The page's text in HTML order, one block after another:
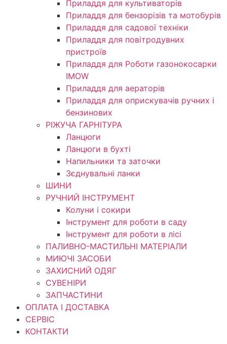
Приладдя для культиваторів
Приладдя для бензорізів та мотобурів
Приладдя для садової техніки
Приладдя для повітродувних
пристроїв
Приладдя для Роботи газонокосарки
IMOW
Приладдя для аераторів
Приладдя для оприскувачів ручних і
бензинових
РІЖУЧА ГАРНІТУРА
Ланцюги
Ланцюги в бухті
Напильники та заточки
Зєднувальні ланки
ШИНИ
РУЧНИЙ ІНСТРУМЕНТ
Колуни і сокири
Інструмент для роботи в саду
Інструмент для роботи в лісі
ПАЛИВНО-МАСТИЛЬНІ МАТЕРІАЛИ
МИЮЧІ ЗАСОБИ
ЗАХИСНИЙ ОДЯГ
СУВЕНІРИ
ЗАПЧАСТИНИ
ОПЛАТА І ДОСТАВКА
СЕРВІС
КОНТАКТИ